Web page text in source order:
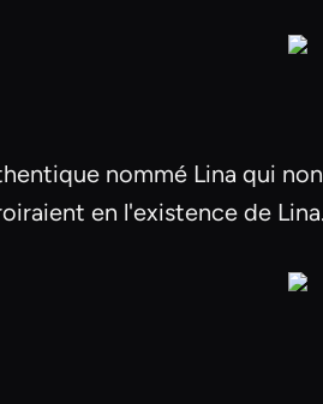
nommé Lina qui
en l'existence de Lina.